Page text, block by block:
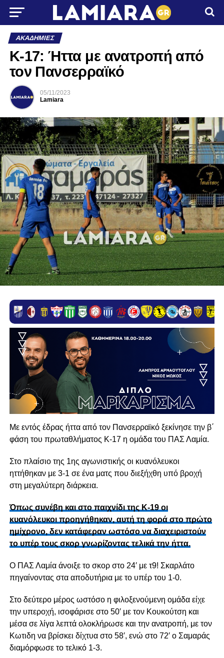
ΑΚΑΔΗΜΊΕΣ
Κ-17: Ήττα με ανατροπή από
τον Πανσερραϊκό
05/11/2023
Lamiara
Με εντός έδρας ήττα από τον Πανσερραϊκό ξεκίνησε την β΄
φάση του πρωταθλήματος Κ-17 η ομάδα του ΠΑΣ Λαμία.
Στο πλαίσιο της 1ης αγωνιστικής οι κυανόλευκοι
ηττήθηκαν με 3-1 σε ένα ματς που διεξήχθη υπό βροχή
στη μεγαλύτερη διάρκεια.
Όπως συνέβη και στο παιχνίδι της Κ-19 οι
κυανόλευκοι προηγήθηκαν, αυτή τη φορά στο πρώτο
ημίχρονο, δεν κατάφεραν ωστόσο να διαχειριστούν
το υπέρ τους σκορ γνωρίζοντας τελικά την ήττα.
Ο ΠΑΣ Λαμία άνοιξε το σκορ στο 24′ με τ9! Σκαρλάτο
πηγαίνοντας στα αποδυτήρια με το υπέρ του 1-0.
Στο δεύτερο μέρος ωστόσο η φιλοξενούμενη ομάδα είχε
την υπεροχή, ισοφάρισε στο 50′ με τον Κουκούτση και
μέσα σε λίγα λεπτά ολοκλήρωσε και την ανατροπή, με τον
Κωτιδη να βρίσκει δίχτυα στο 58′, ενώ στο 72′ ο Σαμαράς
διαμόρφωσε το τελικό 1-3.